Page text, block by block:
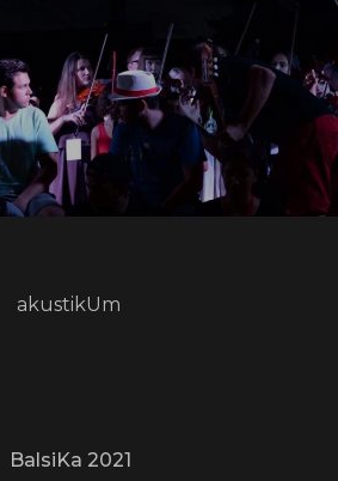
akustikUm
BalsiKa 2021